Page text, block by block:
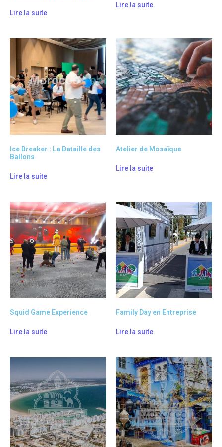
Lire la suite
Lire la suite
Ice Breaker : La Bataille des
Ballons
Lire la suite
Atelier de Mosaïque
Lire la suite
Squid Game Experience
Lire la suite
Family Day en Entreprise
Lire la suite